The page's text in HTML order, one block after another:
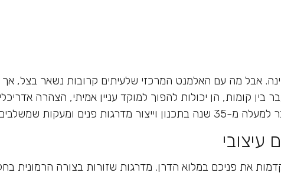
אבל מה עם האלמנט המרכזי שלעיתים קרובות נשאר בצל, אך
בין קומות, הן יכולות להפוך למוקד עניין אמיתי, הצהרה
ויופי עוצר נשימה.
את פניכם במלוא הדרן. מדרגות שזורות בצורה הרמונית